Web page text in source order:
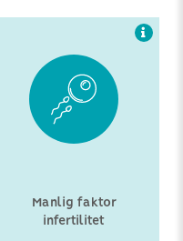
Manlig faktor
infertilitet
använd